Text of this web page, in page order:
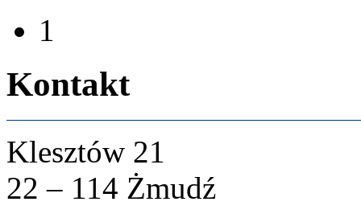
1
Kon­takt
Klesztów 21
22 – 114 Żmudź